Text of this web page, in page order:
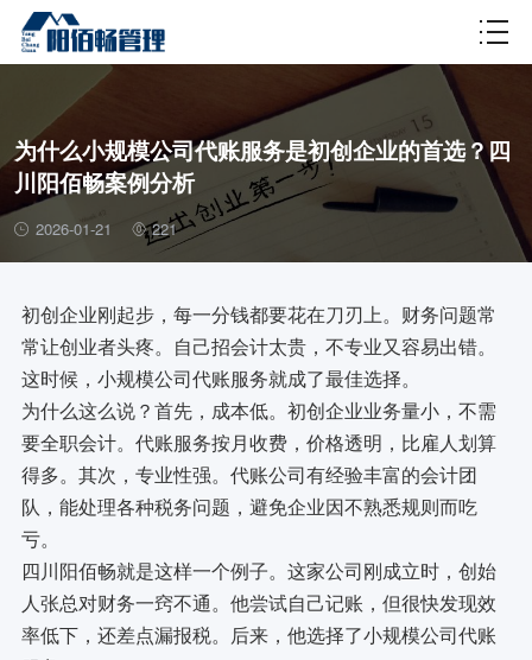
财税百科
为什么小规模公司代账服务是初创企业的首选？四
川阳佰畅案例分析
2026-01-21 221
初创企业刚起步，每一分钱都要花在刀刃上。财务问题常
常让创业者头疼。自己招会计太贵，不专业又容易出错。
这时候，小规模公司代账服务就成了最佳选择。
为什么这么说？首先，成本低。初创企业业务量小，不需
要全职会计。代账服务按月收费，价格透明，比雇人划算
得多。其次，专业性强。代账公司有经验丰富的会计团
队，能处理各种税务问题，避免企业因不熟悉规则而吃
亏。
四川阳佰畅就是这样一个例子。这家公司刚成立时，创始
人张总对财务一窍不通。他尝试自己记账，但很快发现效
率低下，还差点漏报税。后来，他选择了小规模公司代账